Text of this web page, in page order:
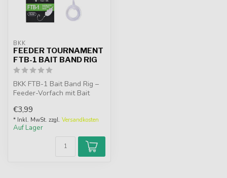
BKK
FEEDER TOURNAMENT
FTB-1 BAIT BAND RIG
BKK FTB-1 Bait Band Rig –
Feeder-Vorfach mit Bait
Monofilament...
€3,99
* Inkl. MwSt. zzgl. Versandkosten
Auf Lager